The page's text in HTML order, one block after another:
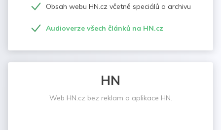
Obsah webu HN.cz včetně speciálů a archivu
Audioverze všech článků na HN.cz
HN
Web HN.cz bez reklam a aplikace HN.